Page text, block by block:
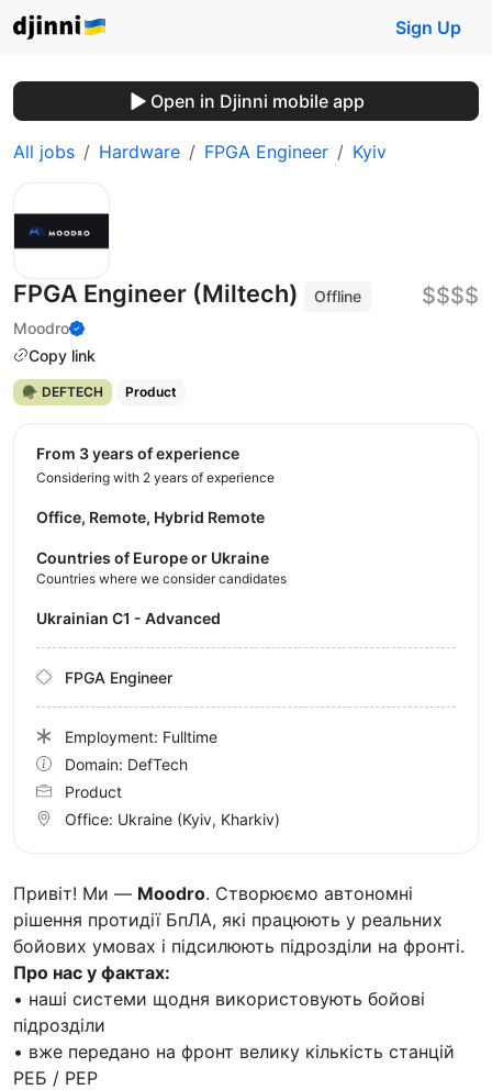
Sign Up
Open in Djinni mobile app
All jobs Hardware FPGA Engineer Kyiv
FPGA Engineer (Miltech)
Offline
Moodro
Copy link
$$$$
🪖 DEFTECH Product
Привіт! Ми — Moodro. Створюємо автономні
рішення протидії БпЛА, які працюють у реальних
бойових умовах і підсилюють підрозділи на фронті.
Про нас у фактах:
• наші системи щодня використовують бойові
підрозділи
• вже передано на фронт велику кількість станцій
РЕБ / РЕР
from 3 years of experience
Considering with 2 years of experience
Office, Remote, Hybrid Remote
Countries of Europe or Ukraine
Countries where we consider candidates
Ukrainian C1 - Advanced
FPGA Engineer
Employment: Fulltime
Domain: DefTech
Product
Office: Ukraine (Kyiv, Kharkiv)